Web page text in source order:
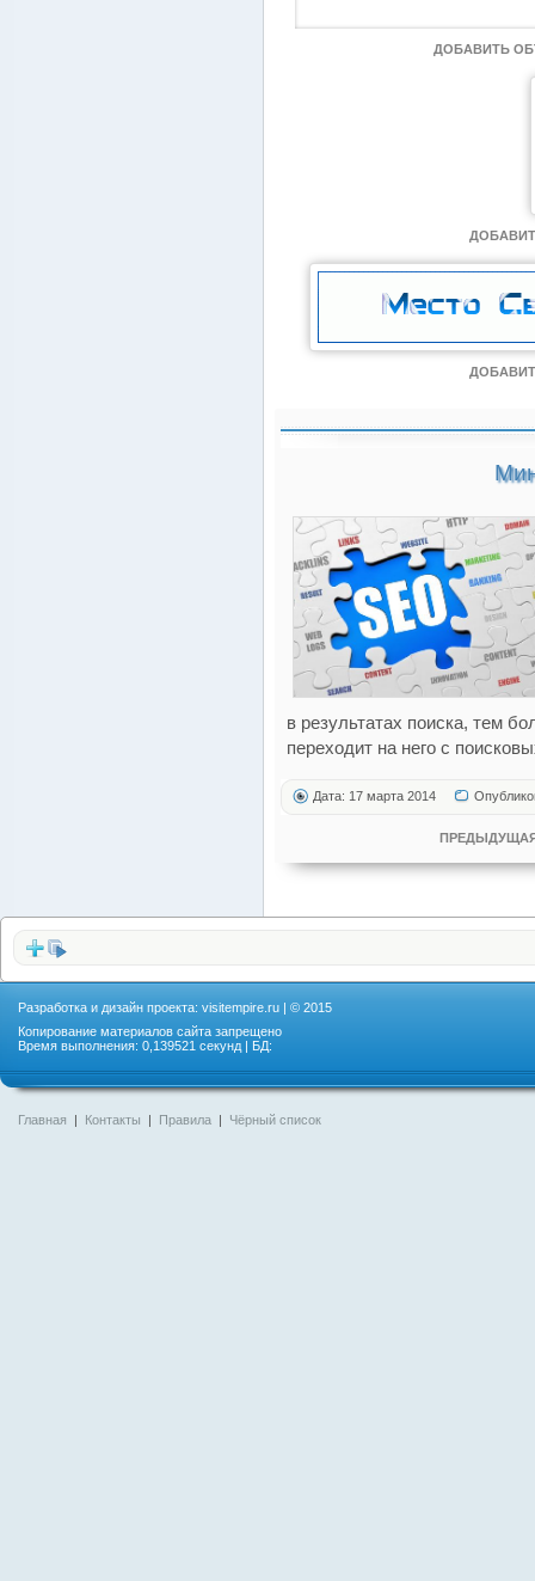
ДОБАВИТЬ
в результатах поиска, тем
переходит на него с
Дата: 17 марта 2014
Разработка и дизайн проекта: visitempire.ru | © 2015
Копирование материалов сайта запрещено
Время выполнения: 0,139521 секунд | БД:
Главная | Контакты | Правила | Чёрный список